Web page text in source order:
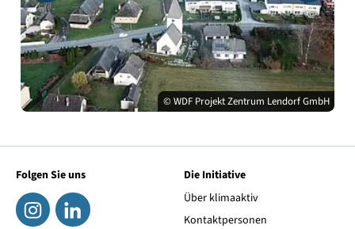
© WDF Projekt Zentrum Lendorf GmbH
Folgen Sie uns
Die Initiative
Über klimaaktiv
Kontaktpersonen